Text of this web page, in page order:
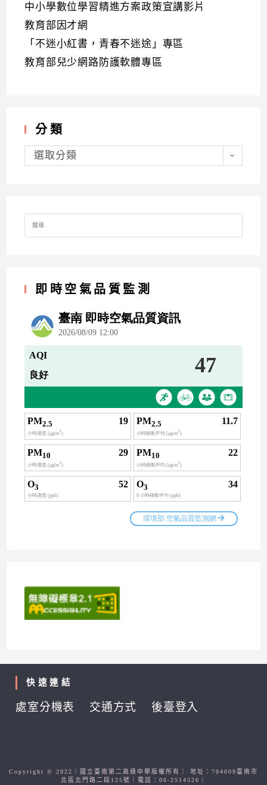
中小學數位學習精進方案政策宣講影片
教育部因才網
「不迷小紅書，青春不迷途」專區
教育部兒少網路防護軟體專區
分類
分
類選取分類
Search
for:
即時空氣品質監測
快速連結
處室分機表 交通方式 後臺登入
Copyright © 2022｜國立臺南第二高級中學版權所有｜ 地址：704009臺南市
北區北門路二段125號｜電話：06-2514526｜